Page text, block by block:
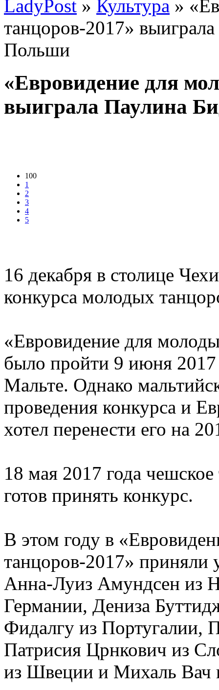
LadyPost » Культура »
танцоров-2017»
Польши
«Евровидение для
выиграла Паулина
100
1
2
3
4
5
16 декабря в столице
конкурса молодых
«Евровидение для
было пройти 9 июня 2017
Мальте. Однако
проведения конкурса и
хотел перенести его на
18 мая 2017 года
готов принять конкурс.
В этом году в
танцоров-2017» приняли
Анна-Луиз Амундсен из
Германии, Дениза
Фидалгу из Португалии,
Патрисия Црнкович из
из Швеции и Михаль Вач